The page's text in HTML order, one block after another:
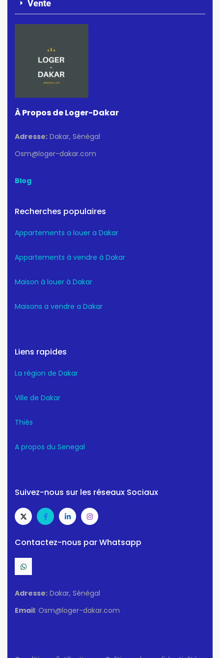
Vente
À Propos de Loger-Dakar
Adresse: Dakar, Sénégal
Osm@loger-dakar.com
Blog
Recherches populaires
Appartements a louer a Dakar
Appartements à vendre à Dakar
Maison à louer à Dakar
Maisons a vendre a Dakar
Liens rapides
La région de Dakar
Ville de Dakar
Thiès
A propos du Senegal
Suivez-nous sur les réseaux Sociaux
Contactez-nous par Whatsapp
Adresse: Dakar, Sénégal
Email: Osm@loger-dakar.com